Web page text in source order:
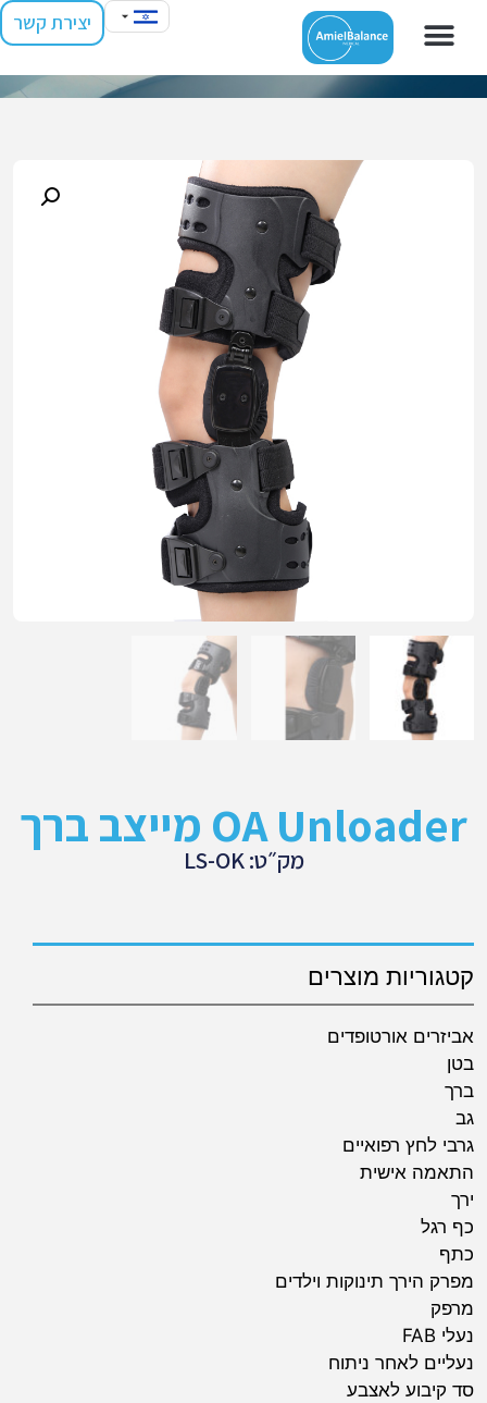
יצירת קשר
קטגוריות מוצרים
אביזרים אורטופדים
בטן
ברך
גב
גרבי לחץ רפואיים
התאמה אישית
ירך
כף רגל
כתף
מפרק הירך תינוקות וילדים
מרפק
נעלי FAB
נעליים לאחר ניתוח
סד קיבוע לאצבע
OA Unloader מייצב ברך
מק״ט: LS-OK